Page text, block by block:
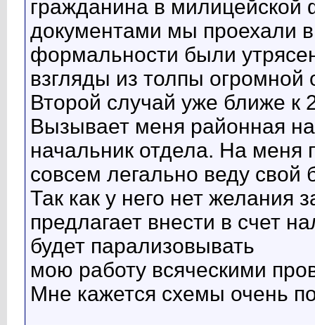
гражданина в
документами мы проехали
формальности были
взгляды из толпы
Второй случай уже ближе к
Вызывает меня районная
начальник отдела. На меня
совсем легально веду свой
Так как у него нет желания
предлагает внести в счет
будет парализовывать
мою работу всяческими
Мне кажется схемы очень